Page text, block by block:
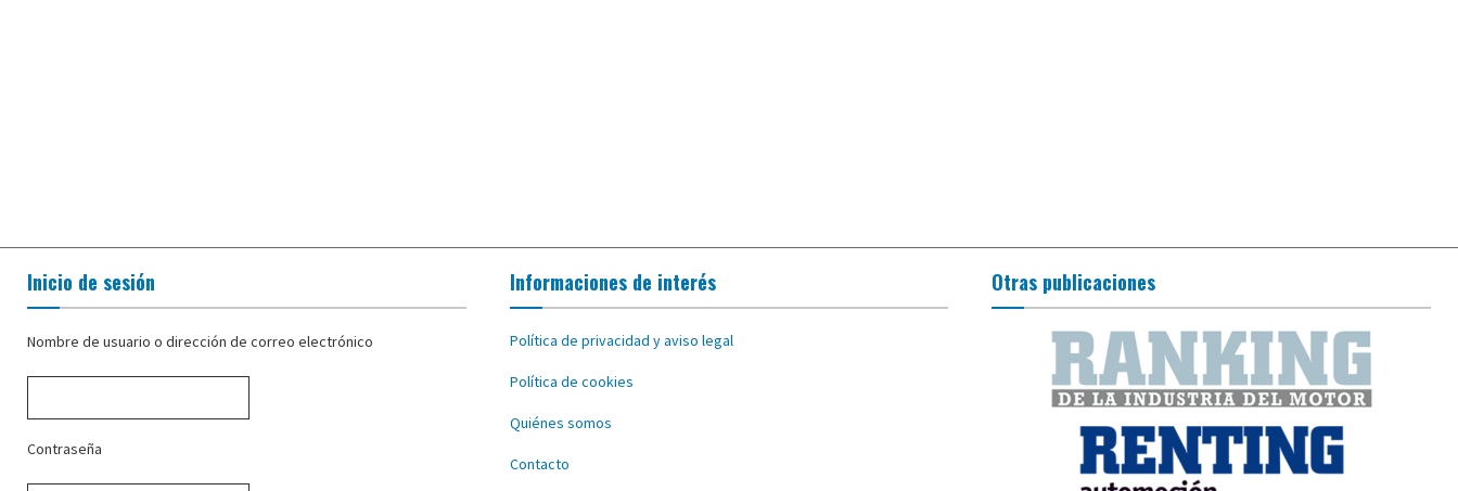
Inicio de sesión
Nombre de usuario o dirección de correo electrónico
Contraseña
Informaciones de interés
Política de privacidad y aviso legal
Política de cookies
Quiénes somos
Contacto
Otras publicaciones